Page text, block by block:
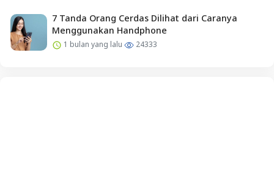
7 Tanda Orang Cerdas Dilihat dari Caranya
Menggunakan Handphone
1 bulan yang lalu 24333